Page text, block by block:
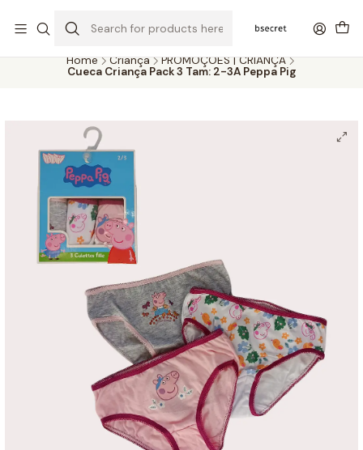
A 5 DIAS
Home Criança
PROMOÇÕES | CRIANÇA
Cueca Criança Pack 3 Tam: 2-3A Peppa Pig